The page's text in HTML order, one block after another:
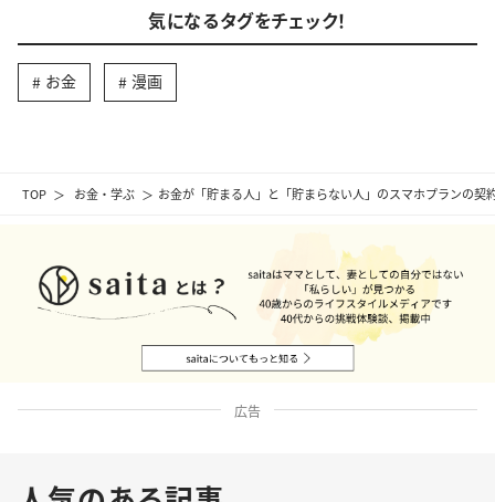
TOP お金・学ぶ お金が「貯まる人」と「貯まらない人」のスマホプランの契
気になるタグをチェック！
お金 漫画
広告